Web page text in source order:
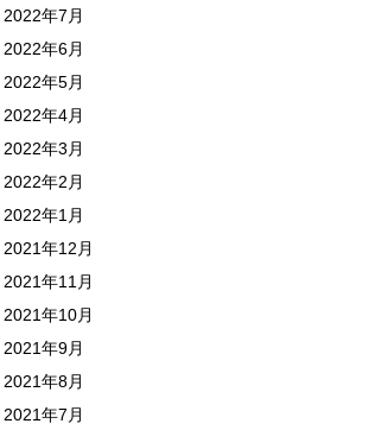
2022年7月
2022年6月
2022年5月
2022年4月
2022年3月
2022年2月
2022年1月
2021年12月
2021年11月
2021年10月
2021年9月
2021年8月
2021年7月